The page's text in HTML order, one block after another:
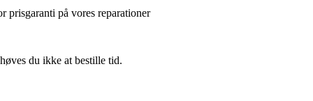
på vores reparationer
du ikke at bestille tid.